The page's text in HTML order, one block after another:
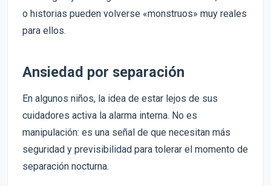
o historias pueden volverse «monstruos» muy reales
para ellos.
Ansiedad por separación
En algunos niños, la idea de estar lejos de sus
cuidadores activa la alarma interna. No es
manipulación: es una señal de que necesitan más
seguridad y previsibilidad para tolerar el momento de
separación nocturna.